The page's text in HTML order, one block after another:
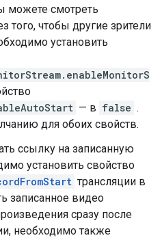
можете смотреть
того, чтобы другие зрители
установить
— в false .
для обоих свойств.
ссылку на записанную
установить свойство
трансляции в
записанное видео
сразу после
необходимо также